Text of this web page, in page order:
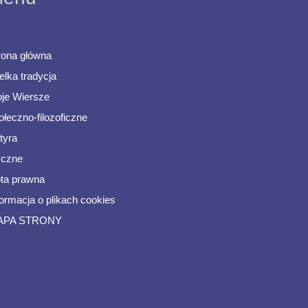
główna
tradycja
Wiersze
filozoficzne
prawna
o plikach cookies
STRONY